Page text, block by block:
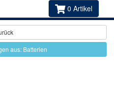
0 Artikel
aus: Batterien